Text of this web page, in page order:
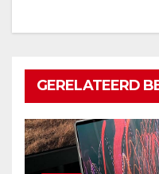
GERELATEERD